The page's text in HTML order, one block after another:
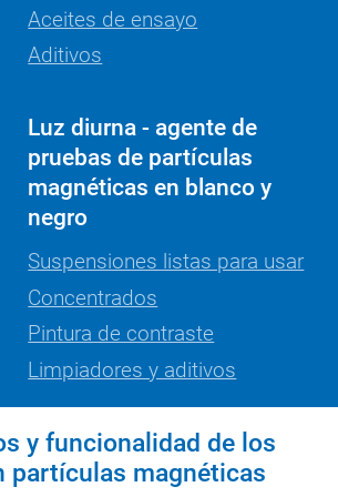
Aceites de ensayo
Aditivos
Luz diurna - agente de
pruebas de partículas
magnéticas en blanco y
negro
Suspensiones listas para usar
Concentrados
Pintura de contraste
Limpiadores y aditivos
y funcionalidad de los
partículas magnéticas